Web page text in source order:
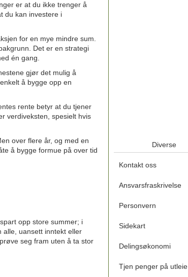
er at du ikke trenger å
du kan investere i
for en mye mindre sum.
Det er en strategi
én gang.
gjør det mulig å
å bygge opp en
rente betyr at du tjener
verdiveksten, spesielt hvis
over flere år, og med en
å bygge formue på over tid
opp store summer; i
alle, uansett inntekt eller
seg fram uten å ta stor
Diverse
Kontakt oss
Ansvarsfraskrivelse
Personvern
Sidekart
Delingsøkonomi
Tjen penger på utleie